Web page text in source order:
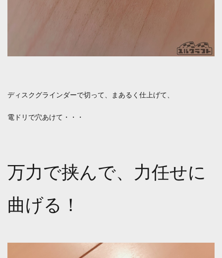
ディスクグラインダーで切って、まあるく仕上げて、
電ドリで穴あけて・・・
万力で挟んで、力任せに
曲げる！